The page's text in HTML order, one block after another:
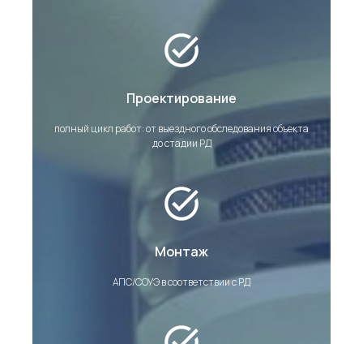
Проектирование
полный цикл работ: от выездного обследования объекта
до стадии РД
Монтаж
АПС/СОУЭ в соответствии с РД